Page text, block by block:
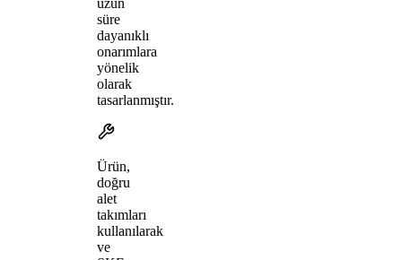
süre
dayanıklı
onarımlara
yönelik
olarak
tasarlanmıştır.
Ürün,
doğru
alet
takımları
kullanılarak
ve